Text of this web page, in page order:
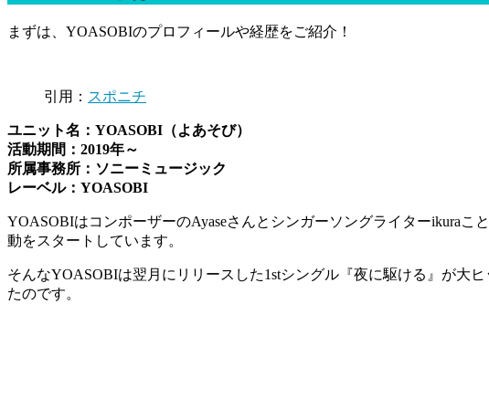
まずは、YOASOBIのプロフィールや経歴をご紹介！
引用： スポニチ
ユニット名：YOASOBI（よあそび）
活動期間：2019年～
所属事務所：ソニーミュージック
レーベル：YOASOBI
YOASOBIはコンポーザーのAyaseさんとシンガーソングライターikura
動をスタートしています。
そんなYOASOBIは翌月にリリースした1stシングル『夜に駆ける』が大
たのです。